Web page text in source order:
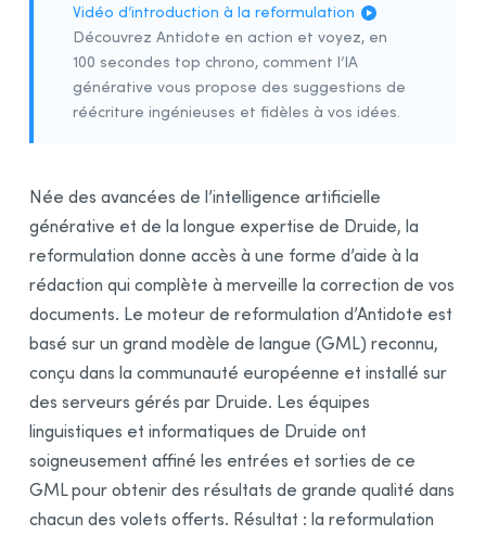
Processus de correction
Soulignés et types de détections
Traitement d’une détection
Faciliter
la correction
Volet Style
Répétitions
Tournures
Vocabulaire
Lisibilité
Inclusivité
Vidéo d’introduction à la reformulation
Découvrez Antidote en action et voyez, en
100 secondes top chrono, comment l’IA
générative vous propose des suggestions de
réécriture ingénieuses et fidèles à vos idées.
Née des avancées de l’intelligence artificielle
générative et de la longue expertise de Druide, la
reformulation donne accès à une forme d’aide à la
rédaction qui complète à merveille la correction de vos
documents. Le moteur de reformulation d’Antidote est
basé sur un grand modèle de langue (GML) reconnu,
conçu dans la communauté européenne et installé sur
des serveurs gérés par Druide. Les équipes
linguistiques et informatiques de Druide ont
soigneusement affiné les entrées et sorties de ce
GML pour obtenir des résultats de grande qualité dans
chacun des volets offerts. Résultat : la reformulation